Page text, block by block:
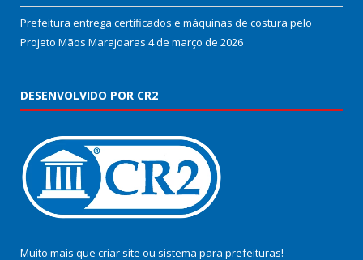
Prefeitura entrega certificados e máquinas de costura pelo
Projeto Mãos Marajoaras 4 de março de 2026
DESENVOLVIDO POR CR2
Muito mais que criar site ou sistema para prefeituras!